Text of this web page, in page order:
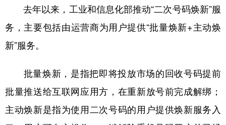
去年以来，工业和信息化部推动“二次号码焕新”服
务，主要包括由运营商为用户提供“批量焕新+主动焕
新”服务。
批量焕新，是指把即将投放市场的回收号码提前
批量推送给互联网应用方，在重新放号前完成解绑；
主动焕新是指为使用二次号码的用户提供焕新服务入